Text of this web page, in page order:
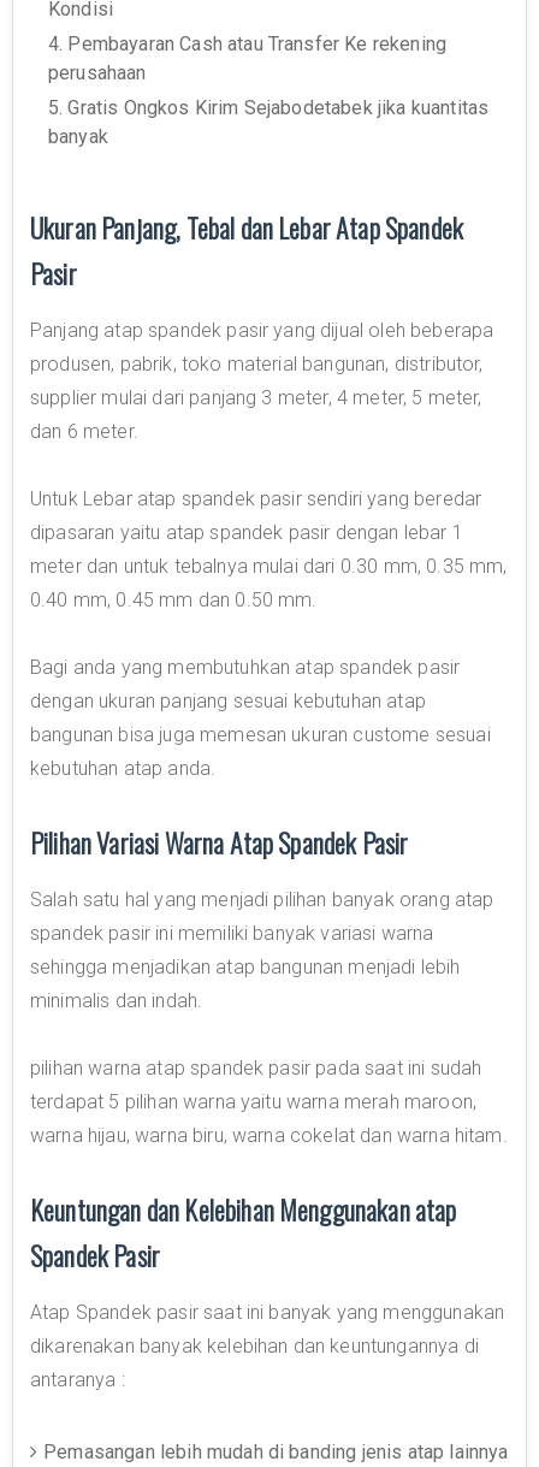
Kondisi
4. Pembayaran Cash atau Transfer Ke rekening
perusahaan
5. Gratis Ongkos Kirim Sejabodetabek jika kuantitas
banyak
Ukuran Panjang, Tebal dan Lebar Atap Spandek
Pasir
Panjang atap spandek pasir yang dijual oleh beberapa
produsen, pabrik, toko material bangunan, distributor,
supplier mulai dari panjang 3 meter, 4 meter, 5 meter,
dan 6 meter.
Untuk Lebar atap spandek pasir sendiri yang beredar
dipasaran yaitu atap spandek pasir dengan lebar 1
meter dan untuk tebalnya mulai dari 0.30 mm, 0.35 mm,
0.40 mm, 0.45 mm dan 0.50 mm.
Bagi anda yang membutuhkan atap spandek pasir
dengan ukuran panjang sesuai kebutuhan atap
bangunan bisa juga memesan ukuran custome sesuai
kebutuhan atap anda.
Pilihan Variasi Warna Atap Spandek Pasir
Salah satu hal yang menjadi pilihan banyak orang atap
spandek pasir ini memiliki banyak variasi warna
sehingga menjadikan atap bangunan menjadi lebih
minimalis dan indah.
pilihan warna atap spandek pasir pada saat ini sudah
terdapat 5 pilihan warna yaitu warna merah maroon,
warna hijau, warna biru, warna cokelat dan warna hitam.
Keuntungan dan Kelebihan Menggunakan atap
Spandek Pasir
Atap Spandek pasir saat ini banyak yang menggunakan
dikarenakan banyak kelebihan dan keuntungannya di
antaranya :
Pemasangan lebih mudah di banding jenis atap lainnya